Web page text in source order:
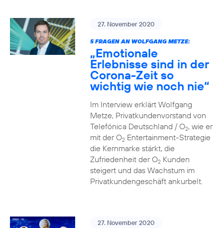
27. November 2020
5 FRAGEN AN WOLFGANG METZE:
„Emotionale
Erlebnisse sind in der
Corona-Zeit so
wichtig wie noch nie“
Im Interview erklärt Wolfgang
Metze, Privatkundenvorstand von
Telefónica Deutschland / O2, wie er
mit der O2Entertainment-Strategie
die Kernmarke stärkt, die
Zufriedenheit der O2Kunden
steigert und das Wachstum im
Privatkundengeschäft ankurbelt.
27. November 2020